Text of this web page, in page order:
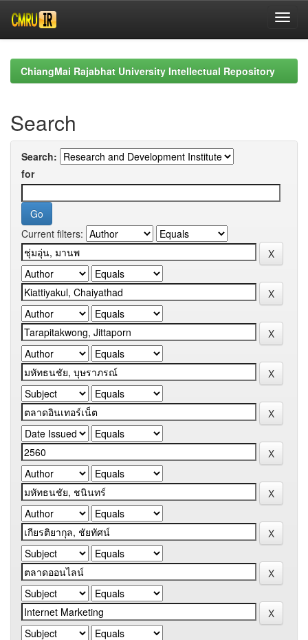
navigationChiangMai Rajabhat University Intellectual Repository
Search
Search:
for
Current filters: